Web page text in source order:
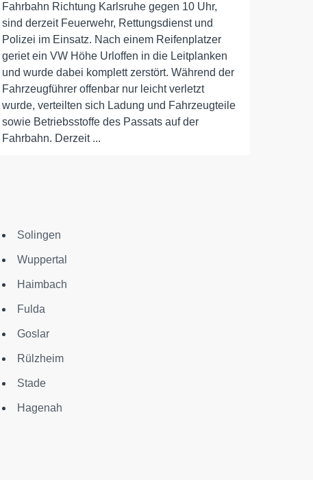
Fahrbahn Richtung Karlsruhe gegen 10 Uhr,
sind derzeit Feuerwehr, Rettungsdienst und
Polizei im Einsatz. Nach einem Reifenplatzer
geriet ein VW Höhe Urloffen in die Leitplanken
und wurde dabei komplett zerstört. Während der
Fahrzeugführer offenbar nur leicht verletzt
wurde, verteilten sich Ladung und Fahrzeugteile
sowie Betriebsstoffe des Passats auf der
Fahrbahn. Derzeit ...
Solingen
Wuppertal
Haimbach
Fulda
Goslar
Rülzheim
Stade
Hagenah